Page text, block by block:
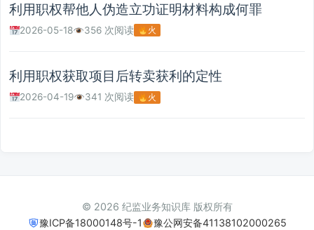
业务工具箱
利用职权帮他人伪造立功证明材料构成何罪
2026-05-18 356 次阅读 火
利用职权获取项目后转卖获利的定性
2026-04-19 341 次阅读 火
© 2026 纪监业务知识库 版权所有
豫ICP备18000148号-1
豫公网安备41138102000265